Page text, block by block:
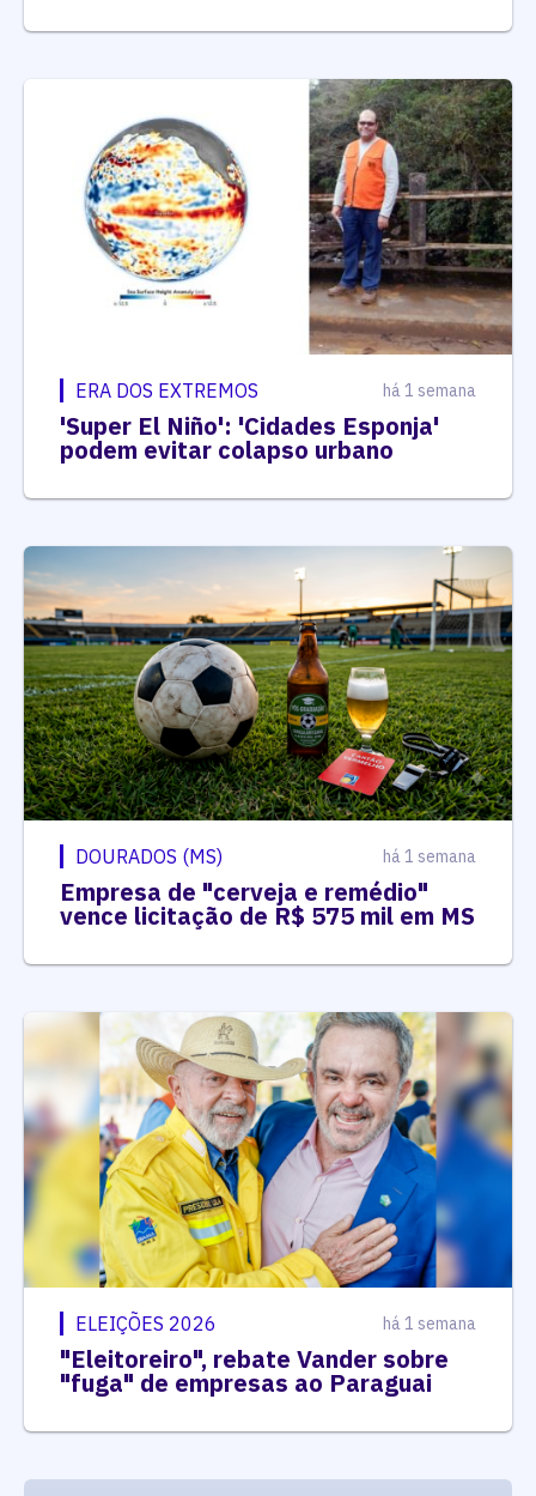
ERA DOS EXTREMOS há 1 semana
'Super El Niño': 'Cidades Esponja'
podem evitar colapso urbano
DOURADOS (MS) há 1 semana
Empresa de "cerveja e remédio"
vence licitação de R$ 575 mil em MS
ELEIÇÕES 2026 há 1 semana
"Eleitoreiro", rebate Vander sobre
"fuga" de empresas ao Paraguai